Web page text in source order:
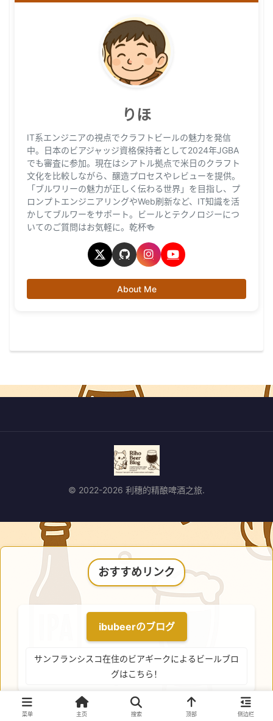
りほ
IT系エンジニアの視点でクラフトビールの魅力を発信
中。日本のビアジャッジ資格保持者として2024年JGBA
でも審査に参加。現在はシアトル拠点で米日のクラフト
文化を比較しながら、醸造プロセスやレビューを提供。
「ブルワリーの魅力が正しく伝わる世界」を目指し、プ
ロンプトエンジニアリングやWeb刷新など、IT知識を活
かしてブルワーをサポート。ビールとテクノロジーにつ
いてのご質問はお気軽に。乾杯🍻
About Me
© 2022-2026 利穗的精酿啤酒之旅.
菜单 主页 搜索 顶部 侧边栏
おすすめリンク
ibubeerのブログ
サンフランシスコ在住のビアギークによるビールブロ
グはこちら！